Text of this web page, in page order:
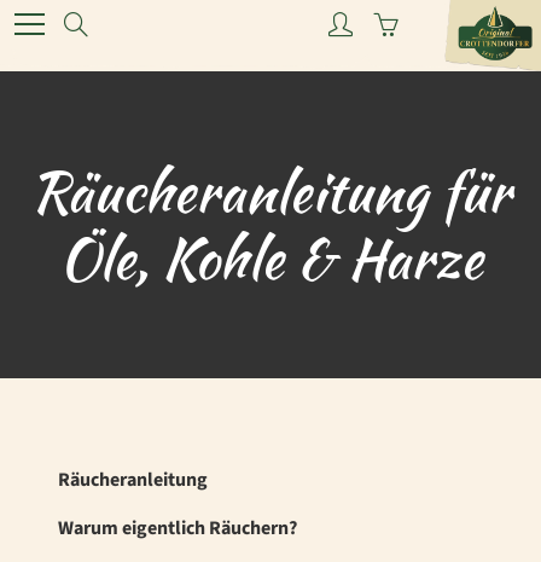
Skip
to
Content
Räucheranleitung für
Öle, Kohle & Harze
Räucheranleitung
Warum eigentlich Räuchern?